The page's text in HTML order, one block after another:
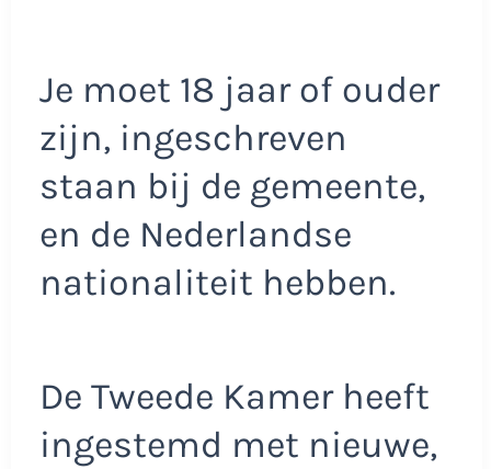
Je moet 18 jaar of ouder
zijn, ingeschreven
staan bij de gemeente,
en de Nederlandse
nationaliteit hebben.
De Tweede Kamer heeft
ingestemd met nieuwe,